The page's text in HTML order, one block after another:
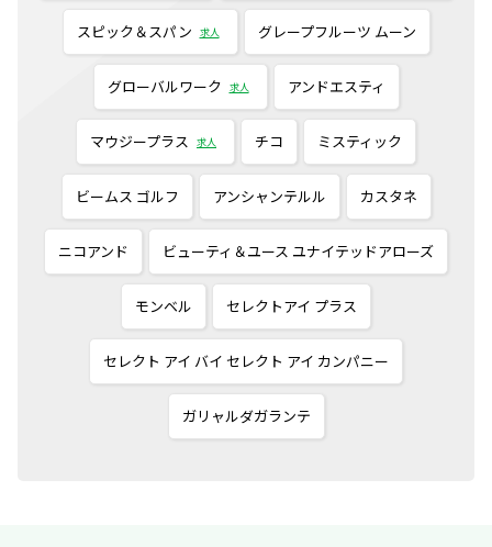
スピック＆スパン 求人 グレープフルーツ ムーン
グローバルワーク 求人 アンドエスティ
マウジープラス 求人 チコ ミスティック
ビームス ゴルフ アンシャンテルル カスタネ
ニコアンド ビューティ＆ユース ユナイテッドアローズ
モンベル セレクトアイ プラス
セレクト アイ バイ セレクト アイ カンパニー
ガリャルダガランテ